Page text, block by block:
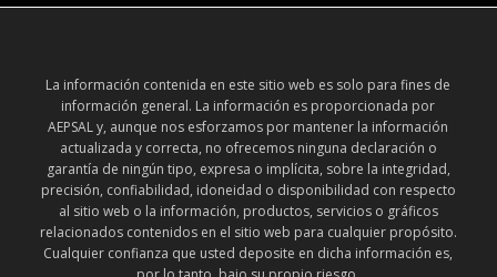
La información contenida en este sitio web es solo para fines de
información general. La información es proporcionada por
AEPSAL y, aunque nos esforzamos por mantener la información
actualizada y correcta, no ofrecemos ninguna declaración o
garantía de ningún tipo, expresa o implícita, sobre la integridad,
precisión, confiabilidad, idoneidad o disponibilidad con respecto
al sitio web o la información, productos, servicios o gráficos
relacionados contenidos en el sitio web para cualquier propósito.
Cualquier confianza que usted deposite en dicha información es,